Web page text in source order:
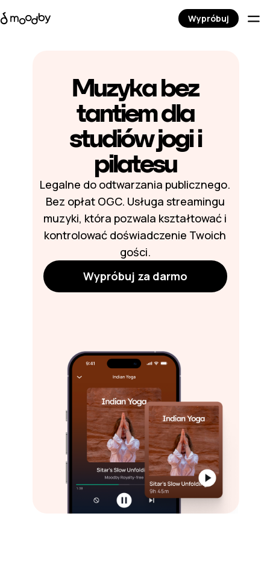
Muzyka bez
tantiem dla
studiów jogi i
pilatesu
Legalne do odtwarzania publicznego.
Bez opłat OGC. Usługa streamingu
muzyki, która pozwala kształtować i
kontrolować doświadczenie Twoich
gości.
Wypróbuj za darmo
Wypróbuj